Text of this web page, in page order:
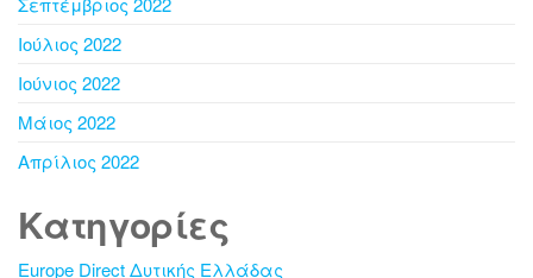
Ιούλιος 2022
Ιούνιος 2022
Μάιος 2022
Απρίλιος 2022
Kατηγορίες
Europe Direct Δυτικής Ελλάδας